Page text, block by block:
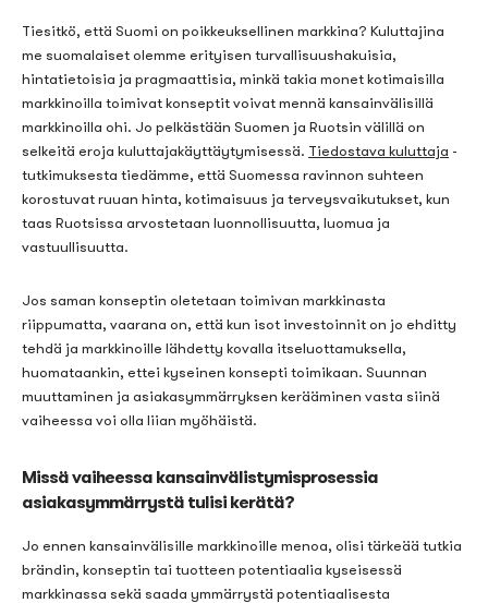
Tiesitkö, että Suomi on poikkeuksellinen markkina? Kuluttajina
me suomalaiset olemme erityisen turvallisuushakuisia,
hintatietoisia ja pragmaattisia, minkä takia monet kotimaisilla
markkinoilla toimivat konseptit voivat mennä kansainvälisillä
markkinoilla ohi. Jo pelkästään Suomen ja Ruotsin välillä on
selkeitä eroja kuluttajakäyttäytymisessä. Tiedostava kuluttaja -
tutkimuksesta tiedämme, että Suomessa ravinnon suhteen
korostuvat ruuan hinta, kotimaisuus ja terveysvaikutukset, kun
taas Ruotsissa arvostetaan luonnollisuutta, luomua ja
vastuullisuutta.
Jos saman konseptin oletetaan toimivan markkinasta
riippumatta, vaarana on, että kun isot investoinnit on jo ehditty
tehdä ja markkinoille lähdetty kovalla itseluottamuksella,
huomataankin, ettei kyseinen konsepti toimikaan. Suunnan
muuttaminen ja asiakasymmärryksen kerääminen vasta siinä
vaiheessa voi olla liian myöhäistä.
Missä vaiheessa kansainvälistymisprosessia
asiakasymmärrystä tulisi kerätä?
Jo ennen kansainvälisille markkinoille menoa, olisi tärkeää tutkia
brändin, konseptin tai tuotteen potentiaalia kyseisessä
markkinassa sekä saada ymmärrystä potentiaalisesta